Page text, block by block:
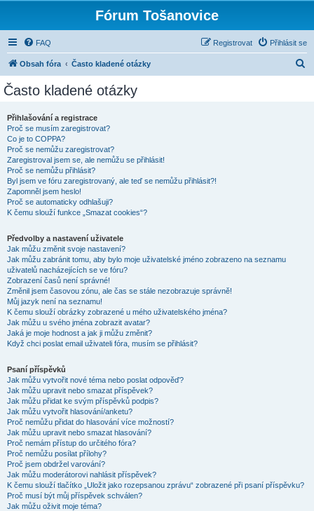
Fórum Tošanovice
FAQ Přihlásit se
Registrovat
Obsah fóra Často kladené otázky
Často kladené otázky
Přihlašování a registrace
Proč se musím zaregistrovat?
Co je to COPPA?
Proč se nemůžu zaregistrovat?
Zaregistroval jsem se, ale nemůžu se přihlásit!
Proč se nemůžu přihlásit?
Byl jsem ve fóru zaregistrovaný, ale teď se nemůžu přihlásit?!
Zapomněl jsem heslo!
Proč se automaticky odhlašuji?
K čemu slouží funkce „Smazat cookies“?
Předvolby a nastavení uživatele
Jak můžu změnit svoje nastavení?
Jak můžu zabránit tomu, aby bylo moje uživatelské jméno zobrazeno na seznamu
uživatelů nacházejících se ve fóru?
Zobrazení časů není správné!
Změnil jsem časovou zónu, ale čas se stále nezobrazuje správně!
Můj jazyk není na seznamu!
K čemu slouží obrázky zobrazené u mého uživatelského jména?
Jak můžu u svého jména zobrazit avatar?
Jaká je moje hodnost a jak ji můžu změnit?
Když chci poslat email uživateli fóra, musím se přihlásit?
Psaní příspěvků
Jak můžu vytvořit nové téma nebo poslat odpověď?
Jak můžu upravit nebo smazat příspěvek?
Jak můžu přidat ke svým příspěvků podpis?
Jak můžu vytvořit hlasování/anketu?
Proč nemůžu přidat do hlasování více možností?
Jak můžu upravit nebo smazat hlasování?
Proč nemám přístup do určitého fóra?
Proč nemůžu posílat přílohy?
Proč jsem obdržel varování?
Jak můžu moderátorovi nahlásit příspěvek?
K čemu slouží tlačítko „Uložit jako rozepsanou zprávu“ zobrazené při psaní příspěvku?
Proč musí být můj příspěvek schválen?
Jak můžu oživit moje téma?